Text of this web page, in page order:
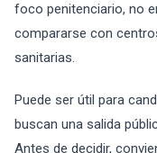
foco penitenciario, no
compararse con
sanitarias.
Puede ser útil para
buscan una salida
Antes de decidir,